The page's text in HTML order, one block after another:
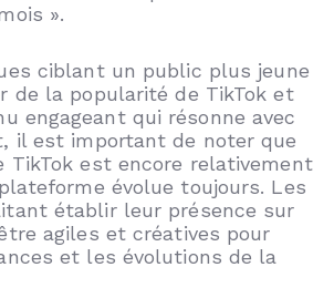
».
ciblant un public plus jeune
de la popularité de TikTok et
engageant qui résonne avec
il est important de noter que
TikTok est encore relativement
évolue toujours. Les
établir leur présence sur
agiles et créatives pour
et les évolutions de la